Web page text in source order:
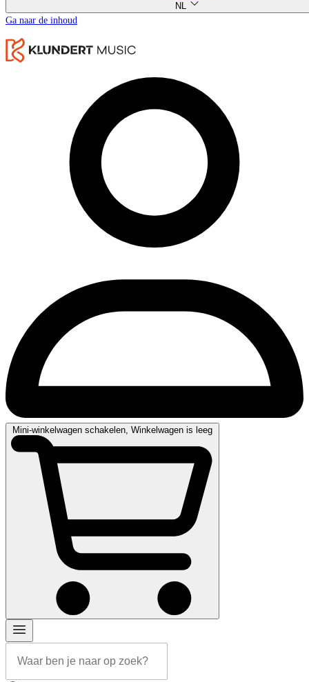
NL
Ga naar de inhoud
Mini-winkelwagen schakelen, Winkelwagen is leeg